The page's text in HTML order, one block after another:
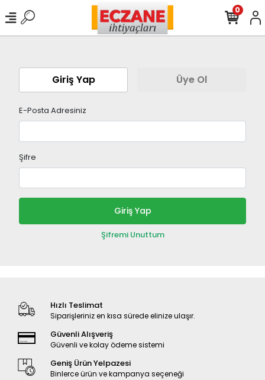
0
Giriş Yap Üye Ol
E-Posta Adresiniz
Şifre
Giriş Yap
Şifremi Unuttum
Hızlı Teslimat
Siparişleriniz en kısa sürede elinize ulaşır.
Güvenli Alışveriş
Güvenli ve kolay ödeme sistemi
Geniş Ürün Yelpazesi
Binlerce ürün ve kampanya seçeneği